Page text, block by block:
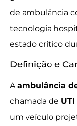
de ambulância
tecnologia
estado crítico
Definição e
A ambulância
chamada de
um veículo